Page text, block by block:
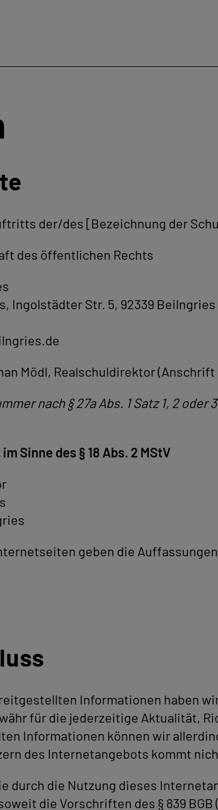
der/des [Bezeichnung der
des öffentlichen Rechts
Ingolstädter Str. 5, 92339 Beilngries
Mödl, Realschuldirektor (Anschrift
nach § 27a Abs. 1 Satz 1, 2
Sinne des § 18 Abs. 2 MStV
geben die
Informationen haben
für die jederzeitige Aktualität,
Informationen können wir
des Internetangebots kommt
durch die Nutzung dieses
die Vorschriften des § 839